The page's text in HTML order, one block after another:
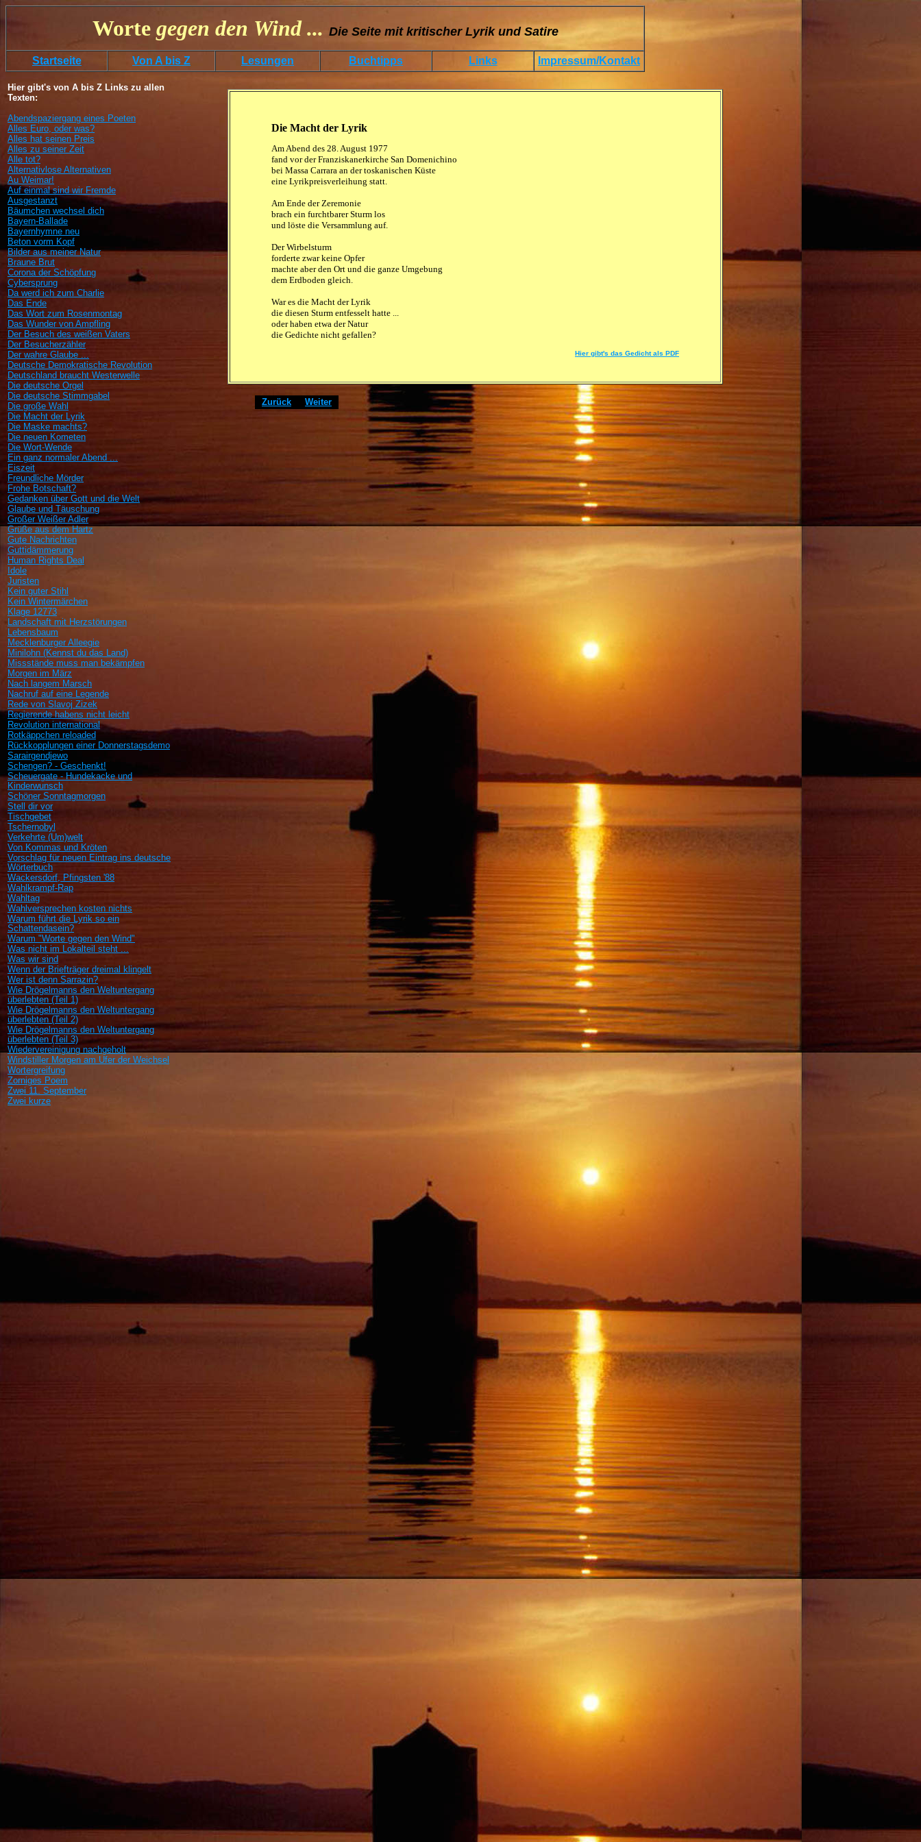
Worte gegen den Wind ... Die Seite mit kritischer Lyrik und Satire
Startseite Von A bis Z Lesungen Buchtipps Links Impressum/Kontakt
Hier gibt's von A bis Z Links zu allen
Texten:
Abendspaziergang eines Poeten
Alles Euro, oder was?
Alles hat seinen Preis
Alles zu seiner Zeit
Alle tot?
Alternativlose Alternativen
Au Weimar!
Auf einmal sind wir Fremde
Ausgestanzt
Bäumchen wechsel dich
Bayern-Ballade
Bayernhymne neu
Beton vorm Kopf
Bilder aus meiner Natur
Braune Brut
Corona der Schöpfung
Cybersprung
Da werd ich zum Charlie
Das Ende
Das Wort zum Rosenmontag
Das Wunder von Ampfling
Der Besuch des weißen Vaters
Der Besucherzähler
Der wahre Glaube ...
Deutsche Demokratische Revolution
Deutschland braucht Westerwelle
Die deutsche Orgel
Die deutsche Stimmgabel
Die große Wahl
Die Macht der Lyrik
Die Maske machts?
Die neuen Kometen
Die Wort-Wende
Ein ganz normaler Abend ...
Eiszeit
Freundliche Mörder
Frohe Botschaft?
Gedanken über Gott und die Welt
Glaube und Täuschung
Großer Weißer Adler
Grüße aus dem Hartz
Gute Nachrichten
Guttidämmerung
Human Rights Deal
Idole
Juristen
Kein guter Stihl
Kein Wintermärchen
Klage 12773
Landschaft mit Herzstörungen
Lebensbaum
Mecklenburger Alleegie
Minilohn (Kennst du das Land)
Missstände muss man bekämpfen
Morgen im März
Nach langem Marsch
Nachruf auf eine Legende
Rede von Slavoj Zizek
Regierende habens nicht leicht
Revolution international
Rotkäppchen reloaded
Rückkopplungen einer Donnerstagsdemo
Sarairgendjewo
Schengen? - Geschenkt!
Scheuergate - Hundekacke und
Kinderwunsch
Schöner Sonntagmorgen
Stell dir vor
Tischgebet
Tschernobyl
Verkehrte (Um)welt
Von Kommas und Kröten
Vorschlag für neuen Eintrag ins deutsche
Wörterbuch
Wackersdorf, Pfingsten '88
Wahlkrampf-Rap
Wahltag
Wahlversprechen kosten nichts
Warum führt die Lyrik so ein
Schattendasein?
Warum "Worte gegen den Wind"
Was nicht im Lokalteil steht ...
Was wir sind
Wenn der Briefträger dreimal klingelt
Wer ist denn Sarrazin?
Wie Drögelmanns den Weltuntergang
überlebten (Teil 1)
Wie Drögelmanns den Weltuntergang
überlebten (Teil 2)
Wie Drögelmanns den Weltuntergang
überlebten (Teil 3)
Wiedervereinigung nachgeholt
Windstiller Morgen am Ufer der Weichsel
Wortergreifung
Zorniges Poem
Zwei 11. September
Zwei kurze
Die Macht der Lyrik
Am Abend des 28. August 1977
fand vor der Franziskanerkirche San Domenichino
bei Massa Carrara an der toskanischen Küste
eine Lyrikpreisverleihung statt.
Am Ende der Zeremonie
brach ein furchtbarer Sturm los
und löste die Versammlung auf.
Der Wirbelsturm
forderte zwar keine Opfer
machte aber den Ort und die ganze Umgebung
dem Erdboden gleich.
War es die Macht der Lyrik
die diesen Sturm entfesselt hatte ...
oder haben etwa der Natur
die Gedichte nicht gefallen?
Hier gibt's das Gedicht als PDF
Zurück Weiter